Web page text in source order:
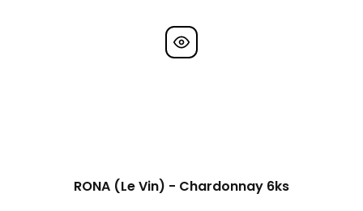
RONA (Le Vin) - Chardonnay 6ks